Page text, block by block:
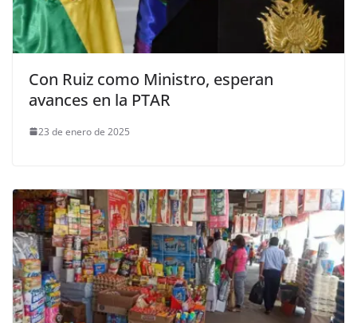
Con Ruiz como Ministro, esperan
avances en la PTAR
23 de enero de 2025